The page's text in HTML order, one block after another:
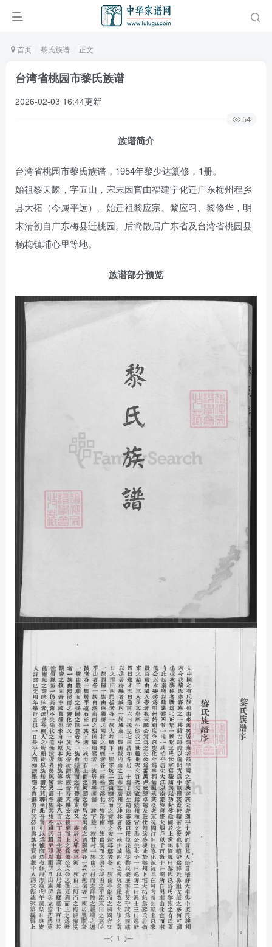
首页 黎氏族谱 正文
台湾省桃园市黎氏族谱
2026-02-03 16:44更新
54
族谱简介
台湾省桃园市黎氏族谱，1954年黎少达纂修，1册。
始祖黎天麟，字五山，宋末因官由福建宁化迁广东梅州程乡
县大拓（今属平远）。始迁祖黎应宗、黎应习、黎修华，明
末清初自广东梅县迁桃园。后裔散居广东省及台湾省桃园县
杨梅镇埔心里等地。
族谱部分预览